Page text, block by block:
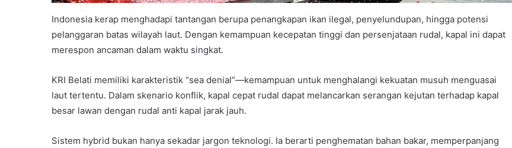
Indonesia kerap menghadapi tantangan berupa penangkapan ikan ilegal, penyelundupan, hingga potensi
pelanggaran batas wilayah laut. Dengan kemampuan kecepatan tinggi dan persenjataan rudal, kapal ini dapat
merespon ancaman dalam waktu singkat.
KRI Belati memiliki karakteristik “sea denial”—kemampuan untuk menghalangi kekuatan musuh menguasai
laut tertentu. Dalam skenario konflik, kapal cepat rudal dapat melancarkan serangan kejutan terhadap kapal
besar lawan dengan rudal anti kapal jarak jauh.
Sistem hybrid bukan hanya sekadar jargon teknologi. Ia berarti penghematan bahan bakar, memperpanjang